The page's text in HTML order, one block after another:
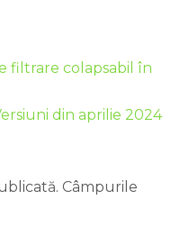
filtrare colapsabil în
din aprilie 2024
Câmpurile